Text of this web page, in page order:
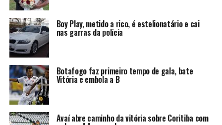
Boy Play, metido a rico, é estelionatário e cai
nas garras da polícia
Botafogo faz primeiro tempo de gala, bate
Vitória e embola a B
Avaí abre caminho da vitória sobre Coritiba com